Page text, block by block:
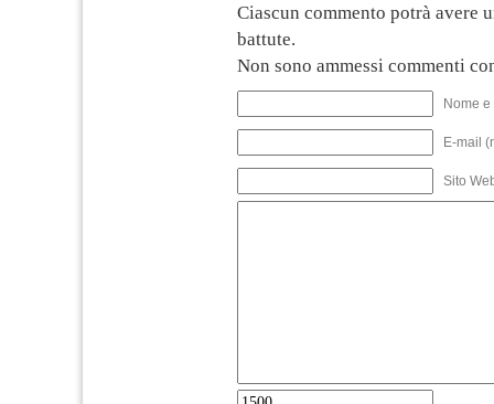
Ciascun commento potrà avere
battute.
Non sono ammessi commenti
Nome
E-mail
Sito